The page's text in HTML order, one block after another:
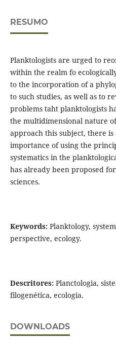
RESUMO
Planktologists are urged to
within the realm fo
to the incorporation of a
to such studies, as well as to
problems taht planktologists
the multidimensional nature
approach this subject, there
importance of using the
systematics in the
has already been proposed
sciences.
Keywords:Planktology,
perspective, ecology.
Descritores:Planctologia,
filogenética, ecologia.
DOWNLOADS